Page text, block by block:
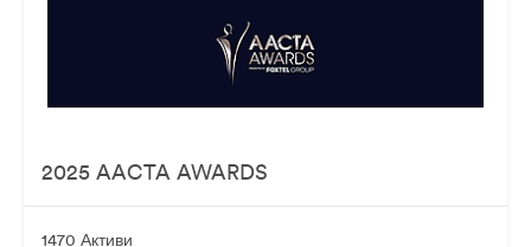
2025 AACTA AWARDS
1470 Активи